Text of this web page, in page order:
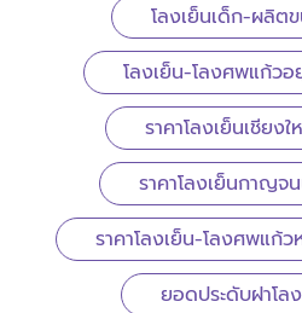
โลงเย็นเด็ก-ผลิต
โลงเย็น-โลงศพแก้ว
ราคาโลงเย็นเชียง
ราคาโลงเย็นกาญ
ราคาโลงเย็น-โลงศพแก้
ยอดประดับฝาโล